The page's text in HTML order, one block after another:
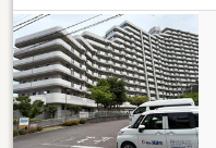
と、詳細をご覧い
＝＝＝＝＝＝＝＝
です♪》地域密着
な住宅ローンプラ
＝＝＝＝＝＝＝＝